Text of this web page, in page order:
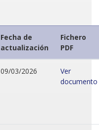
Fecha de
actualización
Fichero
PDF
09/03/2026
Ver
documento